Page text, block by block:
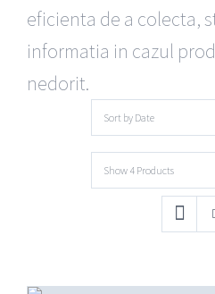
eficienta de a colecta,
informatia in cazul
nedorit.
Sort by Date
Show 4 Products